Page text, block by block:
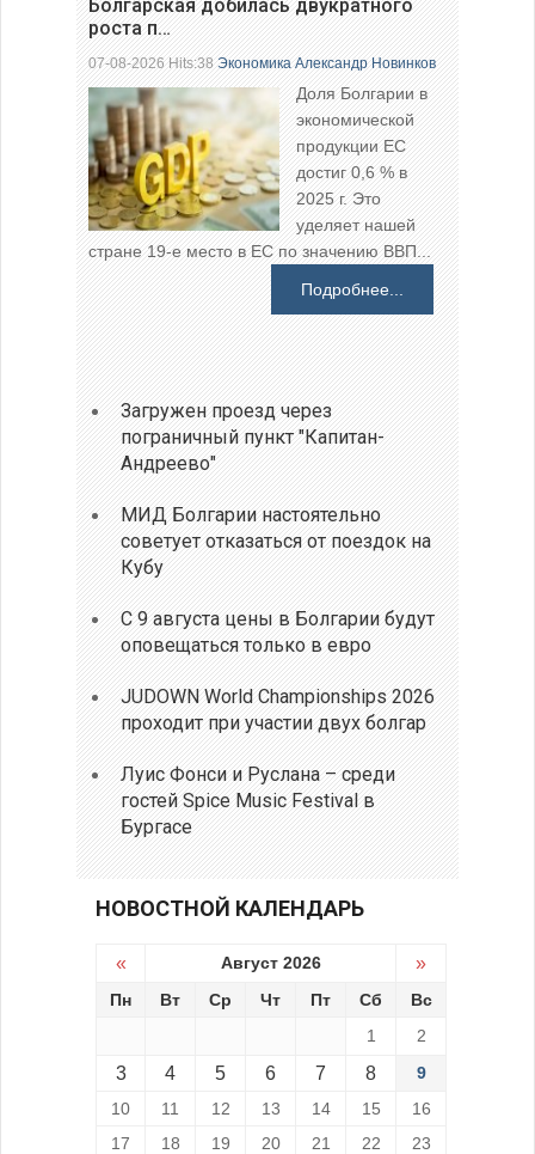
Болгарская добилась двукратного
роста п…
07-08-2026 Hits:38Экономика Александр Новинков
Доля Болгарии в
экономической
продукции ЕС
достиг 0,6 % в
2025 г. Это
уделяет нашей
стране 19-е место в ЕС по значению ВВП...
Подробнее...
Загружен проезд через
пограничный пункт "Капитан-
Андреево"
МИД Болгарии настоятельно
советует отказаться от поездок на
Кубу
С 9 августа цены в Болгарии будут
оповещаться только в евро
JUDOWN World Championships 2026
проходит при участии двух болгар
Луис Фонси и Руслана – среди
гостей Spice Music Festival в
Бургасе
НОВОСТНОЙ КАЛЕНДАРЬ
« Август 2026 »
Пн Вт Ср Чт Пт Сб
Вс
1
2
3 4 5 6 7 8
9
10
11 12 13 14 15
16
17
18 19 20 21 22 23